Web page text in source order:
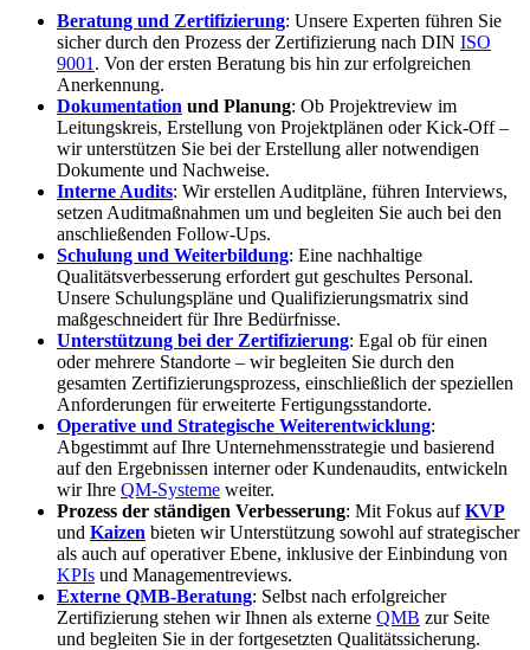
Beratung und Zertifizierung: Unsere Experten führen Sie
sicher durch den Prozess der Zertifizierung nach DIN ISO
9001 . Von der ersten Beratung bis hin zur erfolgreichen
Anerkennung.
Dokumentation und Planung: Ob Projektreview im
Leitungskreis, Erstellung von Projektplänen oder Kick-Off –
wir unterstützen Sie bei der Erstellung aller notwendigen
Dokumente und Nachweise.
Interne Audits: Wir erstellen Auditpläne, führen Interviews,
setzen Auditmaßnahmen um und begleiten Sie auch bei den
anschließenden Follow-Ups.
Schulung und Weiterbildung: Eine nachhaltige
Qualitätsverbesserung erfordert gut geschultes Personal.
Unsere Schulungspläne und Qualifizierungsmatrix sind
maßgeschneidert für Ihre Bedürfnisse.
Unterstützung bei der Zertifizierung: Egal ob für einen
oder mehrere Standorte – wir begleiten Sie durch den
gesamten Zertifizierungsprozess, einschließlich der speziellen
Anforderungen für erweiterte Fertigungsstandorte.
Operative und Strategische Weiterentwicklung:
Abgestimmt auf Ihre Unternehmensstrategie und basierend
auf den Ergebnissen interner oder Kundenaudits, entwickeln
wir Ihre QM-Systeme weiter.
Prozess der ständigen Verbesserung: Mit Fokus aufKVP
und Kaizen bieten wir Unterstützung sowohl auf strategischer
als auch auf operativer Ebene, inklusive der Einbindung von
KPIs und Managementreviews.
Externe QMB-Beratung: Selbst nach erfolgreicher
Zertifizierung stehen wir Ihnen als externe QMB zur Seite
und begleiten Sie in der fortgesetzten Qualitätssicherung.